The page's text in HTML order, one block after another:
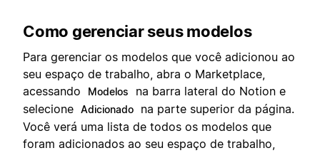
Como gerenciar seus modelos
Para gerenciar os modelos que você adicionou ao
seu espaço de trabalho, abra o Marketplace,
acessando
Modelos
na barra lateral do Notion e
selecione Adicionado
na parte superior da página.
Você verá uma lista de todos os modelos que
foram adicionados ao seu espaço de trabalho,